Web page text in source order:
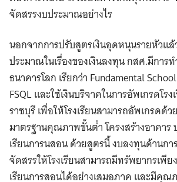
จัดสรรงบประมาณอย่างไร
นอกจากการปรับสูตรเงินอุดหนุนรายหัวแ
ประมาณในเรื่องของเงินลงทุน กสศ.มีการ
ธนาคารโลก เรียกว่า Fundamental
FSQL และใช้เงินบริจาคในการอัพเกรดโร
ราชบุรี เพื่อให้โรงเรียนสามารถอัพเกรดด้
มาตรฐานคุณภาพขั้นต่ำ โครงสร้างอาคาร
เรียนการนสอน ด้วยสูตรนี้ งบลงทุนด้านก
จัดสรรให้โรงเรียนสามารถมีทรัพยากรเพี
เรียนการสอนได้อย่างเสมอภาค และมีคุณ